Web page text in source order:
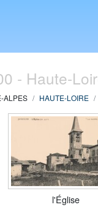
- Haute-
ALPES HAUTE-LOIRE
l'Église